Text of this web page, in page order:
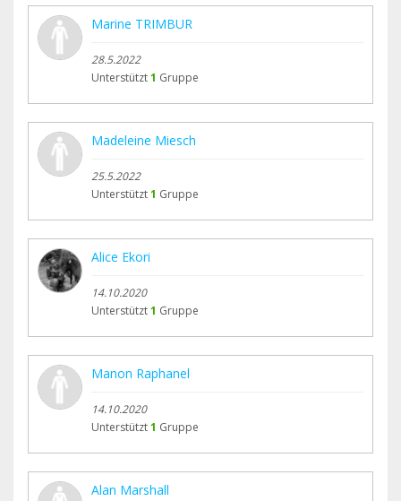
Marine TRIMBUR
28.5.2022
Unterstützt1 Gruppe
Madeleine Miesch
25.5.2022
Unterstützt1 Gruppe
Alice Ekori
14.10.2020
Unterstützt1 Gruppe
Manon Raphanel
14.10.2020
Unterstützt1 Gruppe
Alan Marshall